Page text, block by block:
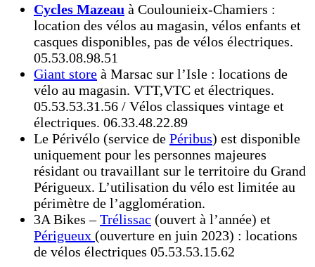
Cycles Mazeau à Coulounieix-Chamiers :
location des vélos au magasin, vélos enfants et
casques disponibles, pas de vélos électriques.
05.53.08.98.51
Giant store à Marsac sur l’Isle : locations de
vélo au magasin. VTT,VTC et électriques.
05.53.53.31.56 / Vélos classiques vintage et
électriques. 06.33.48.22.89
Le Périvélo (service de Péribus) est disponible
uniquement pour les personnes majeures
résidant ou travaillant sur le territoire du Grand
Périgueux. L’utilisation du vélo est limitée au
périmètre de l’agglomération.
3A Bikes –Trélissac (ouvert à l’année) et
Périgueux (ouverture en juin 2023) : locations
de vélos électriques 05.53.53.15.62